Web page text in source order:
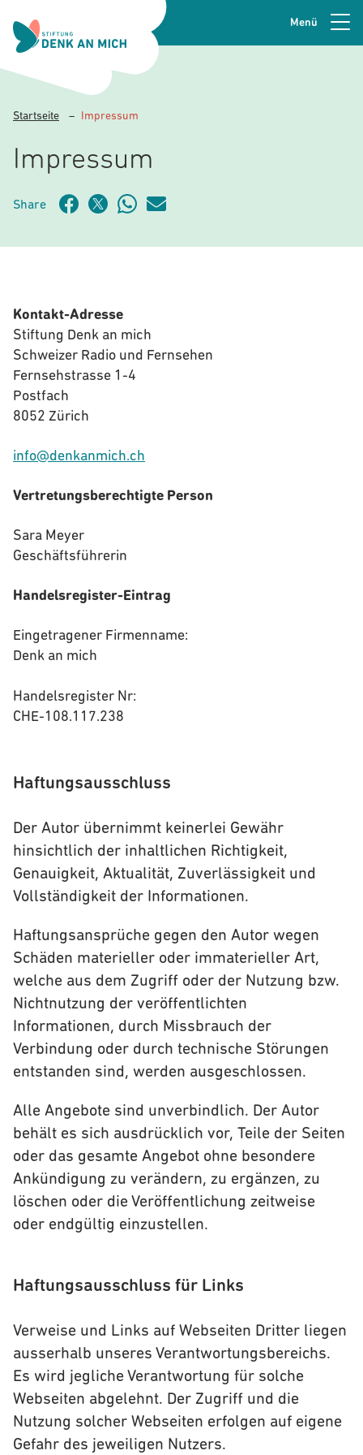
Zur Navigation springen
Zum Hauptinhalt springen
Seitenkopfzeile
Menü
Startseite – Impressum
Impressum
Share
Kontakt-Adresse
Stiftung Denk an mich
Schweizer Radio und Fernsehen
Fernsehstrasse 1-4
Postfach
8052 Zürich
info@denkanmich.ch
Vertretungsberechtigte Person
Sara Meyer
Geschäftsführerin
Handelsregister-Eintrag
Eingetragener Firmenname:
Denk an mich
Handelsregister Nr:
CHE-108.117.238
Haftungsausschluss
Der Autor übernimmt keinerlei Gewähr
hinsichtlich der inhaltlichen Richtigkeit,
Genauigkeit, Aktualität, Zuverlässigkeit und
Vollständigkeit der Informationen.
Haftungsansprüche gegen den Autor wegen
Schäden materieller oder immaterieller Art,
welche aus dem Zugriff oder der Nutzung bzw.
Nichtnutzung der veröffentlichten
Informationen, durch Missbrauch der
Verbindung oder durch technische Störungen
entstanden sind, werden ausgeschlossen.
Alle Angebote sind unverbindlich. Der Autor
behält es sich ausdrücklich vor, Teile der Seiten
oder das gesamte Angebot ohne besondere
Ankündigung zu verändern, zu ergänzen, zu
löschen oder die Veröffentlichung zeitweise
oder endgültig einzustellen.
Haftungsausschluss für Links
Verweise und Links auf Webseiten Dritter liegen
ausserhalb unseres Verantwortungsbereichs.
Es wird jegliche Verantwortung für solche
Webseiten abgelehnt. Der Zugriff und die
Nutzung solcher Webseiten erfolgen auf eigene
Gefahr des jeweiligen Nutzers.